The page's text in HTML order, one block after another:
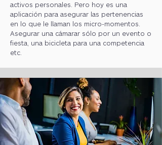
activos personales. Pero hoy es una
aplicación para asegurar las pertenencias
en lo que le llaman los micro-momentos.
Asegurar una cámarar sólo por un evento o
fiesta, una bicicleta para una competencia
etc.